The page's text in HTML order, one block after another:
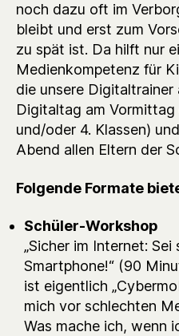
noch dazu oft im
bleibt und erst zum
zu spät ist. Da hilft nur
Medienkompetenz für
die unsere Digitaltrainer
Digitaltag am
und/oder 4. Klassen)
Abend allen Eltern der
Folgende Formate
Schüler-Workshop
„Sicher im Internet: Sei
Smartphone!“ (90
ist eigentlich
mich vor schlechten
Was mache ich, wenn